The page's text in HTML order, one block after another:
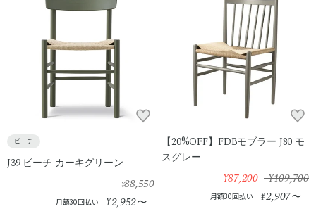
ビーチ
J39 ビーチ カーキグリーン
¥88,550
月額30回払い ¥2,952〜
【20%OFF】FDBモブラー J80 モ
スグレー
¥87,200 ¥109,700
月額30回払い ¥2,907〜